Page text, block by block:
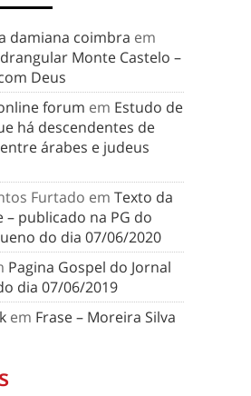
damiana coimbra em
Monte Castelo –
Deus
forum em Estudo de
há descendentes de
árabes e judeus
Furtado em Texto da
– publicado na PG do
do dia 07/06/2020
Pagina Gospel do Jornal
dia 07/06/2019
em Frase – Moreira Silva